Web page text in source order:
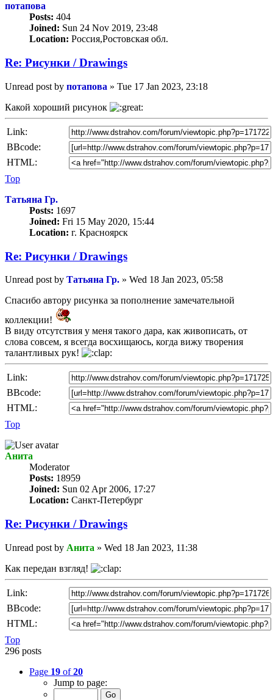
потапова
Posts: 404
Joined: Sun 24 Nov 2019, 23:48
Location: Россия,Ростовская обл.
Re: Рисунки / Drawings
Unread post by потапова » Tue 17 Jan 2023, 23:18
Какой хороший рисунок
Link:
BBcode:
HTML:
Top
Татьяна Гр.
Posts: 1697
Joined: Fri 15 May 2020, 15:44
Location: г. Красноярск
Re: Рисунки / Drawings
Unread post by Татьяна Гр. » Wed 18 Jan 2023, 05:58
Спасибо автору рисунка за пополнение замечательной
коллекции!
В виду отсутствия у меня такого дара, как живописать, от
слова совсем, я всегда восхищаюсь, когда вижу творения
талантливых рук!
Link:
BBcode:
HTML:
Top
Анита
Мoderator
Posts: 18959
Joined: Sun 02 Apr 2006, 17:27
Location: Санкт-Петербург
Re: Рисунки / Drawings
Unread post by Анита » Wed 18 Jan 2023, 11:38
Как передан взгляд!
Link:
BBcode:
HTML:
Top
296 posts
Page 19 of20
Jump to page: